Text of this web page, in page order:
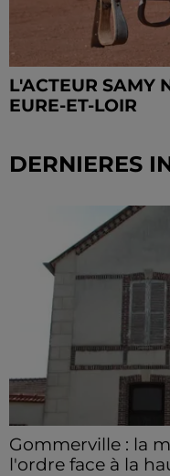
L'ACTEUR SAMY
EURE-ET-LOIR
DERNIERES
Gommerville : la
l'ordre face à la